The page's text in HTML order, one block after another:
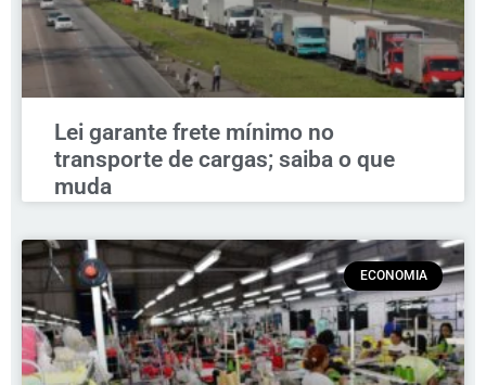
Lei garante frete mínimo no
transporte de cargas; saiba o que
muda
ECONOMIA